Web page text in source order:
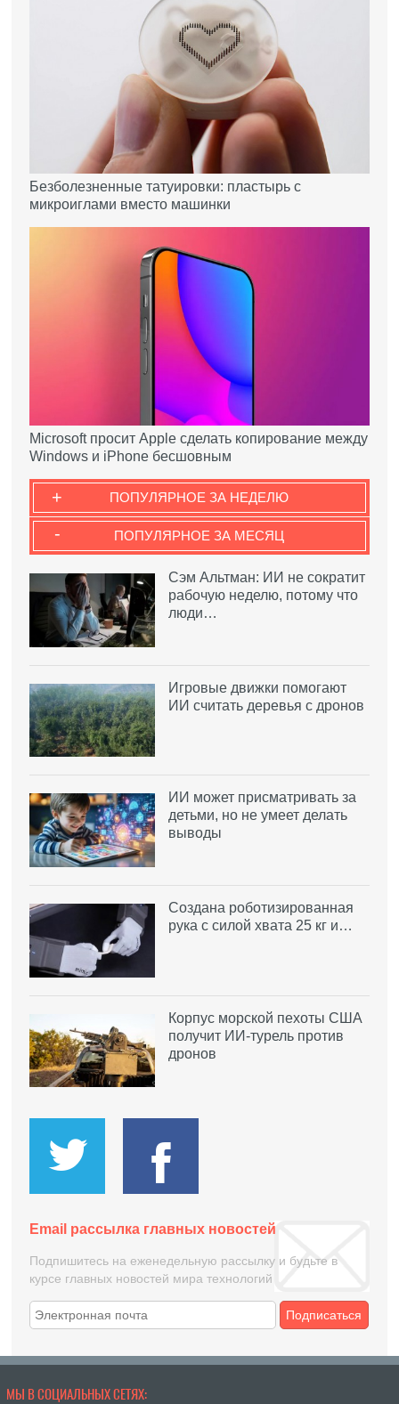
Безболезненные татуировки: пластырь с
микроиглами вместо машинки
Microsoft просит Apple сделать копирование между
Windows и iPhone бесшовным
ПОПУЛЯРНОЕ ЗА НЕДЕЛЮ
+
ПОПУЛЯРНОЕ ЗА МЕСЯЦ
-
Сэм Альтман: ИИ не сократит
рабочую неделю, потому что
люди…
Игровые движки помогают
ИИ считать деревья с дронов
ИИ может присматривать за
детьми, но не умеет делать
выводы
Создана роботизированная
рука с силой хвата 25 кг и…
Корпус морской пехоты США
получит ИИ-турель против
дронов
Email рассылка главных новостей
Подпишитесь на еженедельную рассылку и будьте в
курсе главных новостей мира технологий
Подписаться
МЫ В СОЦИАЛЬНЫХ СЕТЯХ: